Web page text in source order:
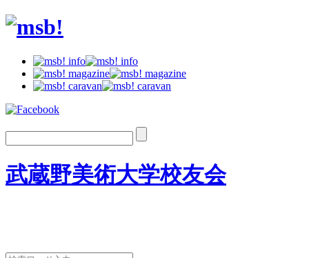
武蔵野美術大学校友会